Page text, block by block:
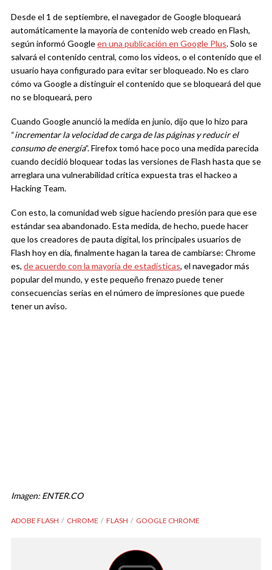
Desde el 1 de septiembre, el navegador de Google bloqueará
automáticamente la mayoría de contenido web creado en Flash,
según informó Googleen una publicación en Google Plus. Solo se
salvará el contenido central, como los videos, o el contenido que el
usuario haya configurado para evitar ser bloqueado. No es claro
cómo va Google a distinguir el contenido que se bloqueará del que
no se bloqueará, pero
Cuando Google anunció la medida en junio, dijo que lo hizo para
“incrementar la velocidad de carga de las páginas y reducir el
consumo de energía”. Firefox tomó hace poco una medida parecida
cuando decidió bloquear todas las versiones de Flash hasta que se
arreglara una vulnerabilidad crítica expuesta tras el hackeo a
Hacking Team.
Con esto, la comunidad web sigue haciendo presión para que ese
estándar sea abandonado. Esta medida, de hecho, puede hacer
que los creadores de pauta digital, los principales usuarios de
Flash hoy en día, finalmente hagan la tarea de cambiarse: Chrome
es, de acuerdo con la mayoría de estadísticas, el navegador más
popular del mundo, y este pequeño frenazo puede tener
consecuencias serias en el número de impresiones que puede
tener un aviso.
Imagen: ENTER.CO
ADOBE FLASH CHROME FLASH GOOGLE CHROME